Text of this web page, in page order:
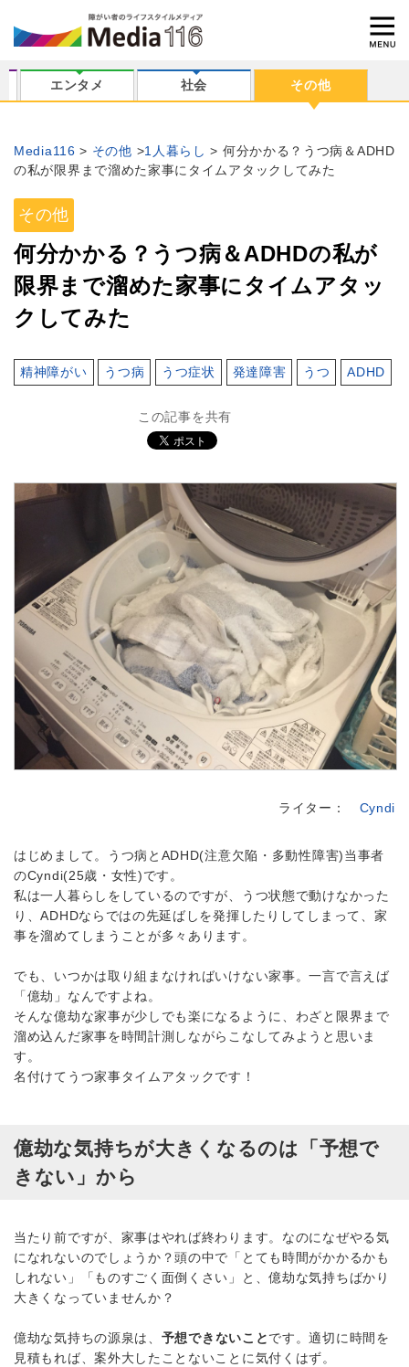
エンタメ 社会 その他
Media116 その他 1人暮らし
何分かかる？うつ病＆ADHD
の私が限界まで溜めた家事にタイムアタックしてみた
その他
何分かかる？うつ病＆ADHDの私が
限界まで溜めた家事にタイムアタッ
クしてみた
精神障がい うつ病 うつ症状 発達障害 うつ ADHD
この記事を共有
ライター： Cyndi
はじめまして。うつ病とADHD(注意欠陥・多動性障害)当事者
のCyndi(25歳・女性)です。
私は一人暮らしをしているのですが、うつ状態で動けなかった
り、ADHDならではの先延ばしを発揮したりしてしまって、家
事を溜めてしまうことが多々あります。
でも、いつかは取り組まなければいけない家事。一言で言えば
「億劫」なんですよね。
そんな億劫な家事が少しでも楽になるように、わざと限界まで
溜め込んだ家事を時間計測しながらこなしてみようと思いま
す。
名付けてうつ家事タイムアタックです！
億劫な気持ちが大きくなるのは「予想で
きない」から
当たり前ですが、家事はやれば終わります。なのになぜやる気
になれないのでしょうか？頭の中で「とても時間がかかるかも
しれない」「ものすごく面倒くさい」と、億劫な気持ちばかり
大きくなっていませんか？
億劫な気持ちの源泉は、 予想できないことです。適切に時間を
見積もれば、案外大したことないことに気付くはず。